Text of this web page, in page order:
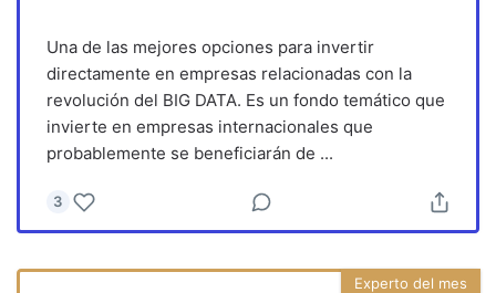
Una de las mejores opciones para invertir
directamente en empresas relacionadas con la
revolución del BIG DATA. Es un fondo temático que
invierte en empresas internacionales que
probablemente se beneficiarán de ...
3
Experto del mes